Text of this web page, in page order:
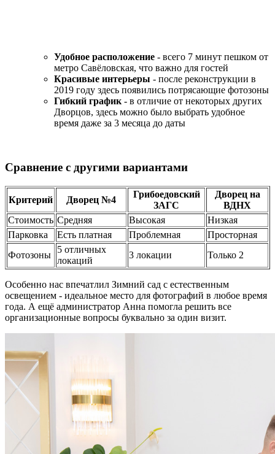
Удобное расположение - всего 7 минут пешком от
метро Савёловская, что важно для гостей
Красивые интерьеры - после реконструкции в
2019 году здесь появились потрясающие фотозоны
Гибкий график - в отличие от некоторых других
Дворцов, здесь можно было выбрать удобное
время даже за 3 месяца до даты
Сравнение с другими вариантами
Критерий Дворец №4
Грибоедовский
ЗАГС
Дворец на
ВДНХ
Стоимость Средняя Высокая
Низкая
Парковка
Есть платная Проблемная
Просторная
Фотозоны
5 отличных
локаций
3 локации Только 2
Особенно нас впечатлил Зимний сад с естественным
освещением - идеальное место для фотографий в любое время
года. А ещё администратор Анна помогла решить все
организационные вопросы буквально за один визит.